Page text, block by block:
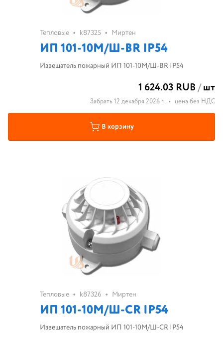
Тепловые • k87325 • Миртен
ИП 101-10М/Ш-BR IP54
Извещатель пожарный ИП 101-10М/Ш-BR IP54
1 624.03 RUB/шт
Забрать 12 декабря 2026 г. • цена без НДС
В корзину
Тепловые • k87326 • Миртен
ИП 101-10М/Ш-CR IP54
Извещатель пожарный ИП 101-10М/Ш-CR IP54